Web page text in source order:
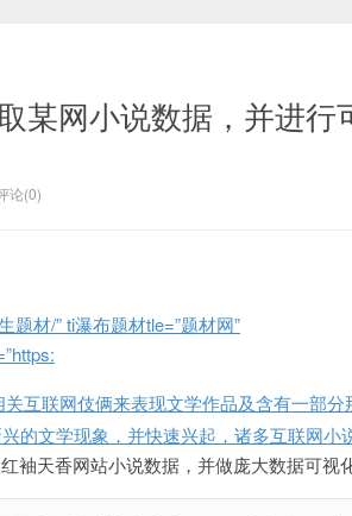
某网小说数据，并进行
论(0)
题材/” ti瀑布题材tle=”题材网”
互联网伎俩来表现文学作品及含有一部分
的文学现象，并快速兴起，诸多互联网小
袖天香网站小说数据，并做庞大数据可视